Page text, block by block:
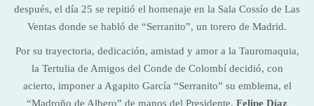
después, el día 25 se repitió el homenaje en la Sala Cossío de Las
Ventas donde se habló de “Serranito”, un torero de Madrid.
Por su trayectoria, dedicación, amistad y amor a la Tauromaquia,
la Tertulia de Amigos del Conde de Colombí decidió, con
acierto, imponer a Agapito García “Serranito” su emblema, el
“Madroño de Albero” de manos del Presidente, Felipe Díaz